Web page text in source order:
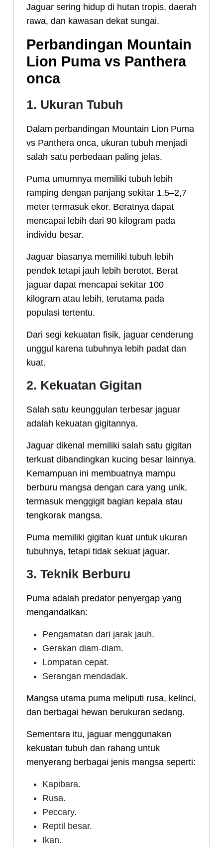
Jaguar sering hidup di hutan tropis, daerah
rawa, dan kawasan dekat sungai.
Perbandingan Mountain
Lion Puma vs Panthera
onca
1. Ukuran Tubuh
Dalam perbandingan Mountain Lion Puma
vs Panthera onca, ukuran tubuh menjadi
salah satu perbedaan paling jelas.
Puma umumnya memiliki tubuh lebih
ramping dengan panjang sekitar 1,5–2,7
meter termasuk ekor. Beratnya dapat
mencapai lebih dari 90 kilogram pada
individu besar.
Jaguar biasanya memiliki tubuh lebih
pendek tetapi jauh lebih berotot. Berat
jaguar dapat mencapai sekitar 100
kilogram atau lebih, terutama pada
populasi tertentu.
Dari segi kekuatan fisik, jaguar cenderung
unggul karena tubuhnya lebih padat dan
kuat.
2. Kekuatan Gigitan
Salah satu keunggulan terbesar jaguar
adalah kekuatan gigitannya.
Jaguar dikenal memiliki salah satu gigitan
terkuat dibandingkan kucing besar lainnya.
Kemampuan ini membuatnya mampu
berburu mangsa dengan cara yang unik,
termasuk menggigit bagian kepala atau
tengkorak mangsa.
Puma memiliki gigitan kuat untuk ukuran
tubuhnya, tetapi tidak sekuat jaguar.
3. Teknik Berburu
Puma adalah predator penyergap yang
mengandalkan:
Pengamatan dari jarak jauh.
Gerakan diam-diam.
Lompatan cepat.
Serangan mendadak.
Mangsa utama puma meliputi rusa, kelinci,
dan berbagai hewan berukuran sedang.
Sementara itu, jaguar menggunakan
kekuatan tubuh dan rahang untuk
menyerang berbagai jenis mangsa seperti:
Kapibara.
Rusa.
Peccary.
Reptil besar.
Ikan.